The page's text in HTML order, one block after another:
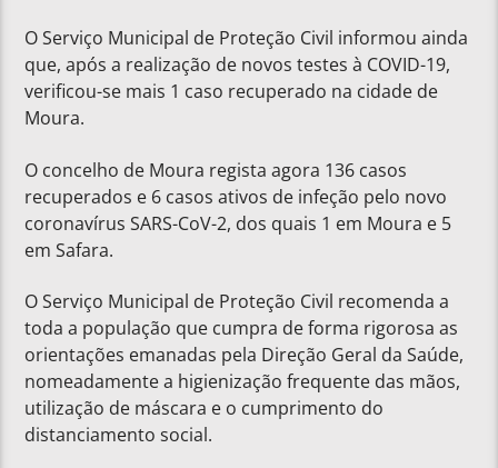
O Serviço Municipal de Proteção Civil informou ainda
que, após a realização de novos testes à COVID-19,
verificou-se mais 1 caso recuperado na cidade de
Moura.
O concelho de Moura regista agora 136 casos
recuperados e 6 casos ativos de infeção pelo novo
coronavírus SARS-CoV-2, dos quais 1 em Moura e 5
em Safara.
O Serviço Municipal de Proteção Civil recomenda a
toda a população que cumpra de forma rigorosa as
orientações emanadas pela Direção Geral da Saúde,
nomeadamente a higienização frequente das mãos,
utilização de máscara e o cumprimento do
distanciamento social.